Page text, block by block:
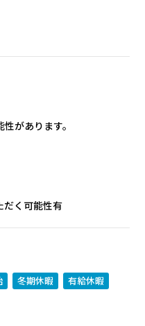
があります。
く可能性有
冬期休暇
有給休暇